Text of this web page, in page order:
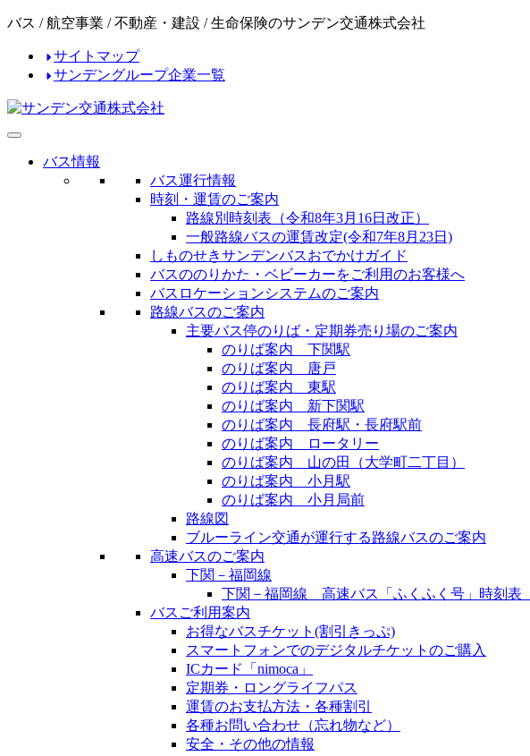
コ
ツ
へ
ス
ナ
シ
ョ
ン
バス / 航空事業 / 不動産・建設 / 生命保険のサンデン交通株式会社
サイトマップ
サンデングループ企業一覧
バス情報
バス運行情報
時刻・運賃のご案内
路線別時刻表（令和8年3月16日改正）
一般路線バスの運賃改定(令和7年8月23日)
しものせきサンデンバスおでかけガイド
バスののりかた・ベビーカーをご利用のお客様へ
バスロケーションシステムのご案内
路線バスのご案内
主要バス停のりば・定期券売り場のご案内
のりば案内 下関駅
のりば案内 唐戸
のりば案内 東駅
のりば案内 新下関駅
のりば案内 長府駅・長府駅前
のりば案内 ロータリー
のりば案内 山の田（大学町二丁目）
のりば案内 小月駅
のりば案内 小月局前
路線図
ブルーライン交通が運行する路線バスのご案内
高速バスのご案内
下関－福岡線
下関－福岡線 高速バス「ふくふく号」時刻表
バスご利用案内
お得なバスチケット(割引きっぷ)
スマートフォンでのデジタルチケットのご購入
ICカード「nimoca」
定期券・ロングライフパス
運賃のお支払方法・各種割引
各種お問い合わせ（忘れ物など）
安全・その他の情報